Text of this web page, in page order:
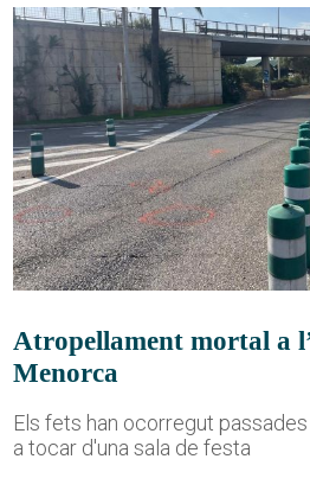
Atropellament mortal a
Menorca
Els fets han ocorregut
a tocar d'una sala de festa